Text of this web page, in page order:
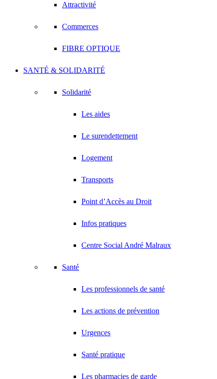
Attractivité
Commerces
FIBRE OPTIQUE
SANTÉ & SOLIDARITÉ
Solidarité
Les aides
Le surendettement
Logement
Transports
Point d’Accès au Droit
Infos pratiques
Centre Social André Malraux
Santé
Les professionnels de santé
Les actions de prévention
Urgences
Santé pratique
Les pharmacies de garde